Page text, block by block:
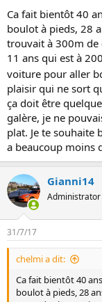
,surtout si on reste
merci de ta
Ca fait bientôt 40
boulot à pieds, 28
trouvait à 300m de
11 ans qui est à
voiture pour aller
plaisir qui ne sort
ça doit être
galère, je ne
plat. Je te souhaite
a beaucoup moins
Gianni14
Administrator
31/7/17
chelmi a dit:
Ca fait bientôt 40
boulot à pieds, 28